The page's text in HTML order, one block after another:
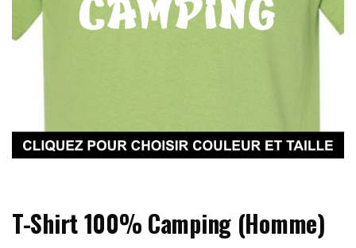
T-Shirt 100% Camping (Homme)